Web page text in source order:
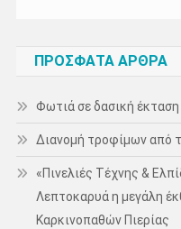
ΠΡΌΣΦΑΤΑ ΆΡΘΡΑ
Φωτιά σε δασική
Διανομή τροφίμων από
«Πινελιές Τέχνης &
Λεπτοκαρυά η μεγάλη
Καρκινοπαθών Πιερίας